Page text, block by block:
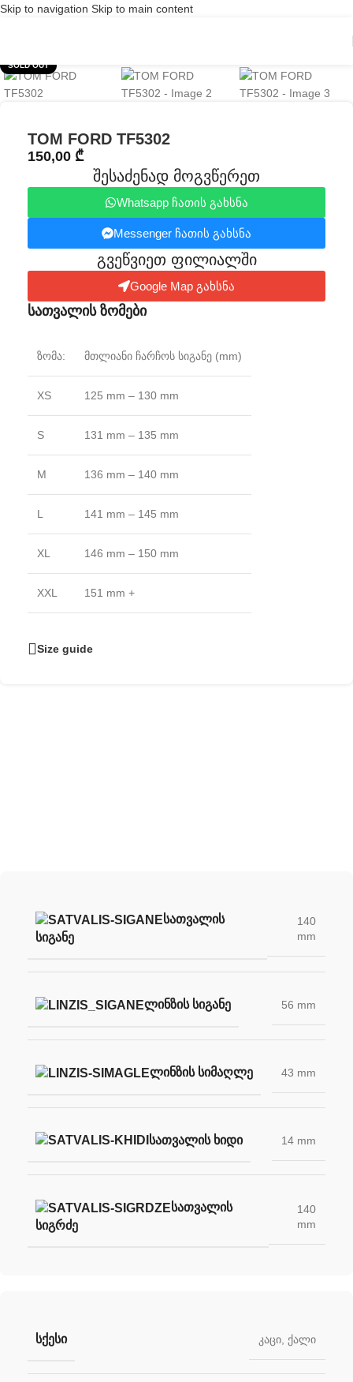
Skip to navigation Skip to main content
SOLD OUT
TOM FORD TF5302
150,00 ₾
შესაძენად მოგვწერეთ
Whatsapp ჩათის გახსნა
Messenger ჩათის გახსნა
გვეწვიეთ ფილიალში​
Google Map გახსნა
სათვალის ზომები
ზომა: მთლიანი ჩარჩოს სიგანე (mm)
XS 125 mm – 130 mm
S 131 mm – 135 mm
M 136 mm – 140 mm
L 141 mm – 145 mm
XL 146 mm – 150 mm
XXL 151 mm +
Size guide
ᲡᲐᲗᲕᲐᲚᲘᲡ
ᲡᲘᲒᲐᲜᲔ
140
mm
ᲚᲘᲜᲖᲘᲡ ᲡᲘᲒᲐᲜᲔ 56 mm
ᲚᲘᲜᲖᲘᲡ ᲡᲘᲛᲐᲦᲚᲔ 43 mm
ᲡᲐᲗᲕᲐᲚᲘᲡ ᲮᲘᲓᲘ 14 mm
ᲡᲐᲗᲕᲐᲚᲘᲡ
ᲡᲘᲒᲠᲫᲔ
140
mm
ᲡᲥᲔᲡᲘ კაცი, ქალი